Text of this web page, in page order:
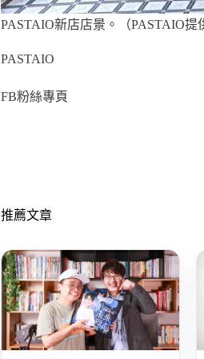
PASTAIO新店店景。（PASTAIO提
PASTAIO
FB粉絲專頁
推薦文章